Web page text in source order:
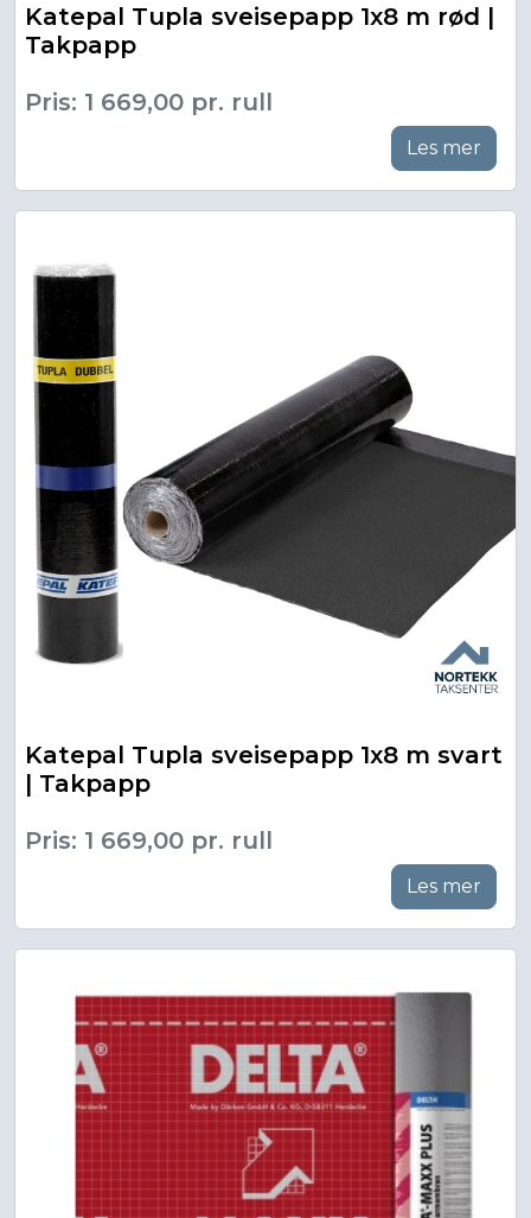
Katepal Tupla sveisepapp 1x8 m rød |
Takpapp
Pris: 1 669,00 pr. rull
Les mer
Katepal Tupla sveisepapp 1x8 m svart
| Takpapp
Pris: 1 669,00 pr. rull
Les mer